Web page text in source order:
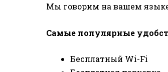
Мы говорим на вашем
Самые популярные
Бесплатный Wi-Fi